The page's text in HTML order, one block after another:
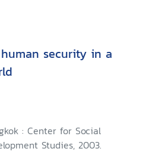
and 35 of the constitution)
security in a
: Center for Social
Studies, 2003.